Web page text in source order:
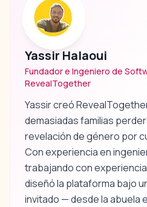
Yassir Halaoui
Fundador e Ingeniero de
RevealTogether
Yassir creó
demasiadas familias
revelación de género por
Con experiencia en
trabajando con
diseñó la plataforma bajo
invitado — desde la abuela